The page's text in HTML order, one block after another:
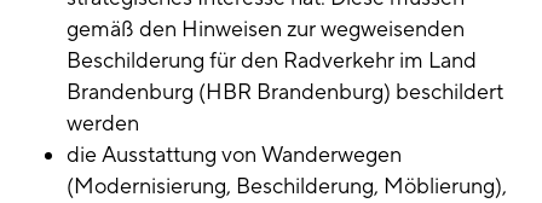
gemäß den Hinweisen zur wegweisenden
Beschilderung für den Radverkehr im Land
Brandenburg (HBR Brandenburg) beschildert
werden
die Ausstattung von Wanderwegen
(Modernisierung, Beschilderung, Möblierung),